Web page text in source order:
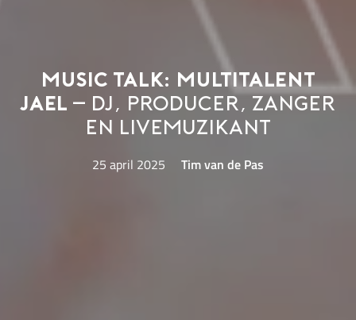
Music Talk: multitalent
JAEL – dj, producer, zanger
en livemuzikant
25 april 2025 Tim van de Pas